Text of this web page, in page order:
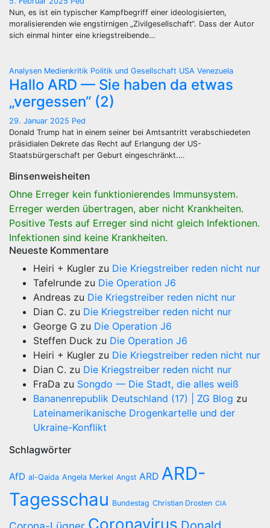
Nun, es ist ein typischer Kampfbegriff einer ideologisierten,
moralisierenden wie engstirnigen „Zivilgesellschaft“. Dass der Autor
sich einmal hinter eine kriegstreibende…
Analysen Medienkritik Politik und Gesellschaft USA Venezuela
Hallo ARD — Sie haben da etwas
„vergessen“ (2)
29. Januar 2025 Ped
Donald Trump hat in einem seiner bei Amtsantritt verabschiedeten
präsidialen Dekrete das Recht auf Erlangung der US-
Staatsbürgerschaft per Geburt eingeschränkt.…
Binsenweisheiten
Ohne Erreger kein funktionierendes Immunsystem.
Erreger werden übertragen, aber nicht Krankheiten.
Positive Tests auf Erreger sind nicht gleich Infektionen.
Infektionen sind keine Krankheiten.
Neueste Kommentare
Heiri + Kugler zu Die Kriegstreiber reden nicht nur
Tafelrunde zu Die Operation J6
Andreas zu Die Kriegstreiber reden nicht nur
Dian C. zu Die Kriegstreiber reden nicht nur
George G zu Die Operation J6
Steffen Duck zu Die Operation J6
Heiri + Kugler zu Die Kriegstreiber reden nicht nur
Dian C. zu Die Kriegstreiber reden nicht nur
FraDa zu Songdo — Die Stadt, die alles weiß
Bananenrepublik Deutschland (17) | ZG Blog zu
Lateinamerikanische Drogenkartelle und der
Ukraine-Konflikt
Schlagwörter
AfD al-Qaida Angela Merkel Angst ARD ARD-
Tagesschau Bundestag Christian Drosten CIA
Coronavirus